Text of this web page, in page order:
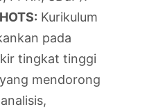
Kurikulum
pada
tingkat tinggi
mendorong